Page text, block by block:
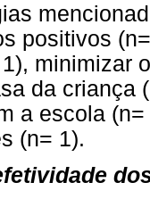
positivos
minimizar
da criança
a escola
(n= 1).